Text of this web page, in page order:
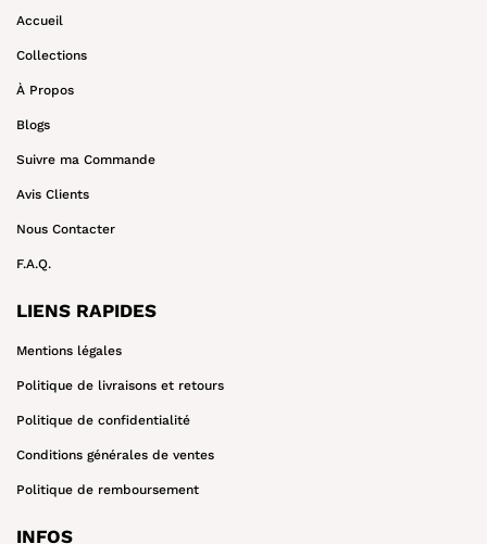
Accueil
Collections
À Propos
Blogs
Suivre ma Commande
Avis Clients
Nous Contacter
F.A.Q.
LIENS RAPIDES
Mentions légales
Politique de livraisons et retours
Politique de confidentialité
Conditions générales de ventes
Politique de remboursement
INFOS